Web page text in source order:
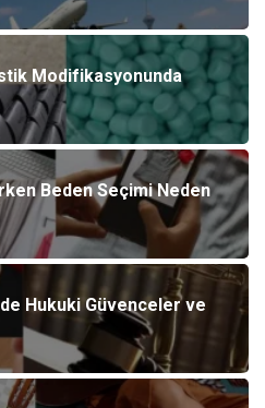
Modifikasyonunda
Beden Seçimi Neden
Hukuki Güvenceler ve